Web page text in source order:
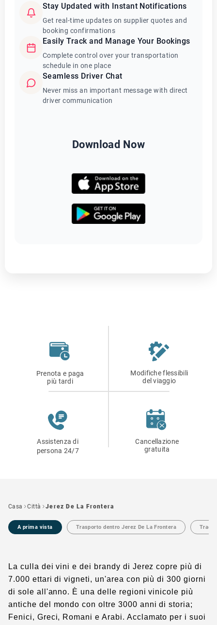
Stay Updated with Instant Notifications
Get real-time updates on supplier quotes and
booking confirmations
Easily Track and Manage Your Bookings
Complete control over your transportation
schedule in one place
Seamless Driver Chat
Never miss an important message with direct
driver communication
Download Now
Prenota e paga
più tardi
Modifiche flessibili
del viaggio
Cancellazione
gratuita
Assistenza di
persona 24/7
Casa Città Jerez De La Frontera
A prima vista Trasporto dentro Jerez De La Frontera
La culla dei vini e dei brandy di Jerez copre più di
7.000 ettari di vigneti, un'area con più di 300 giorni
di sole all'anno. È una delle regioni vinicole più
antiche del mondo con oltre 3000 anni di storia;
Fenici, Greci, Romani e Arabi. Acclamato per i suoi